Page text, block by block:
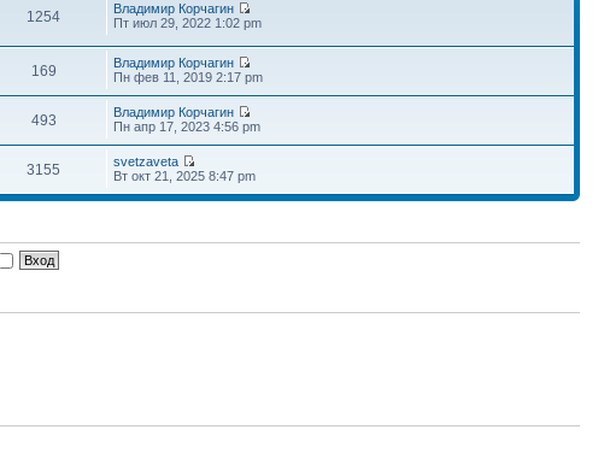
1254
Владимир Корчагин
Пт июл 29, 2022 1:02 pm
169
Владимир Корчагин
Пн фев 11, 2019 2:17 pm
493
Владимир Корчагин
Пн апр 17, 2023 4:56 pm
3155
svetzaveta
Вт окт 21, 2025 8:47 pm